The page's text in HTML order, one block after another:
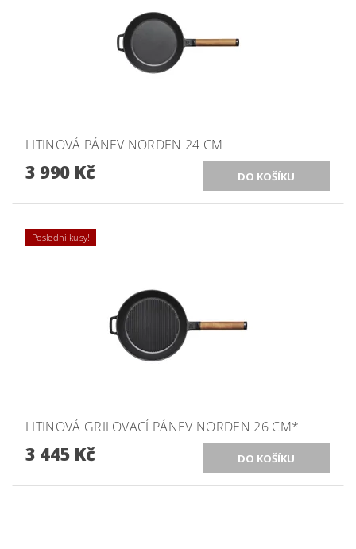
LITINOVÁ PÁNEV NORDEN 24 CM
3 990 Kč
Poslední kusy!
LITINOVÁ GRILOVACÍ PÁNEV NORDEN 26 CM*
3 445 Kč